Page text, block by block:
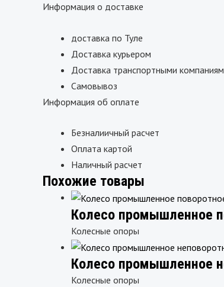
Информация о доставке
доставка по Туле
Доставка курьером
Доставка транспортными
Самовывоз
Информация об оплате
Безналиичный расчет
Оплата картой
Наличный расчет
Похожие товары
Колесо промышленное
Колесные опоры
Колесо промышленное
Колесные опоры